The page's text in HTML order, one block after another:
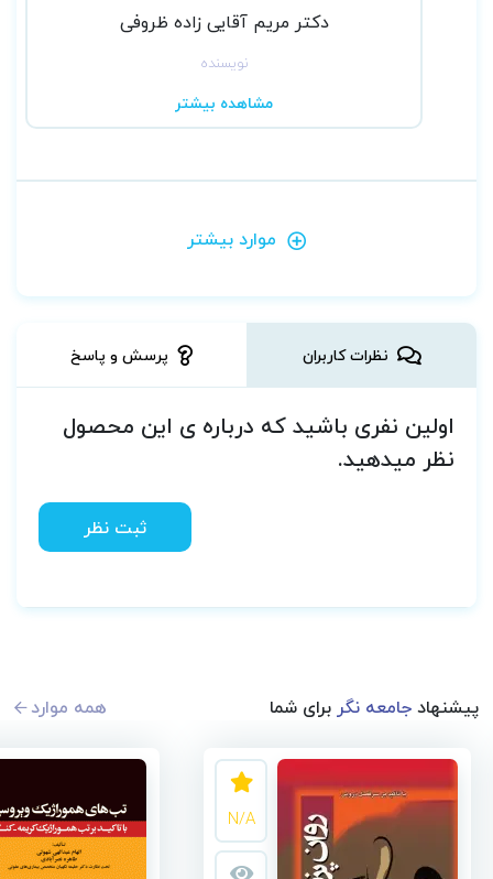
دکتر مریم آقایی زاده ظروفی
نویسنده
مشاهده بیشتر
موارد بیشتر
نظرات کاربران پرسش و پاسخ
اولین نفری باشید که درباره ی این محصول
نظر میدهید.
ثبت نظر
پیشنهادجامعه نگربرای شما همه موارد
N/A